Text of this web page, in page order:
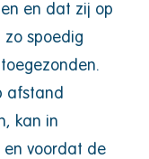
en dat zij op
zo spoedig
afstand
kan in
en voordat de